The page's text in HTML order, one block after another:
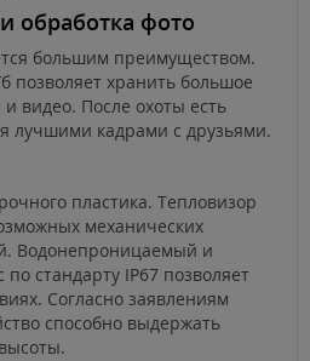
обработка фото
большим преимуществом.
позволяет хранить большое
видео. После охоты есть
лучшими кадрами с друзьями.
пластика. Тепловизор
механических
Водонепроницаемый и
стандарту IP67 позволяет
Согласно заявлениям
способно выдержать